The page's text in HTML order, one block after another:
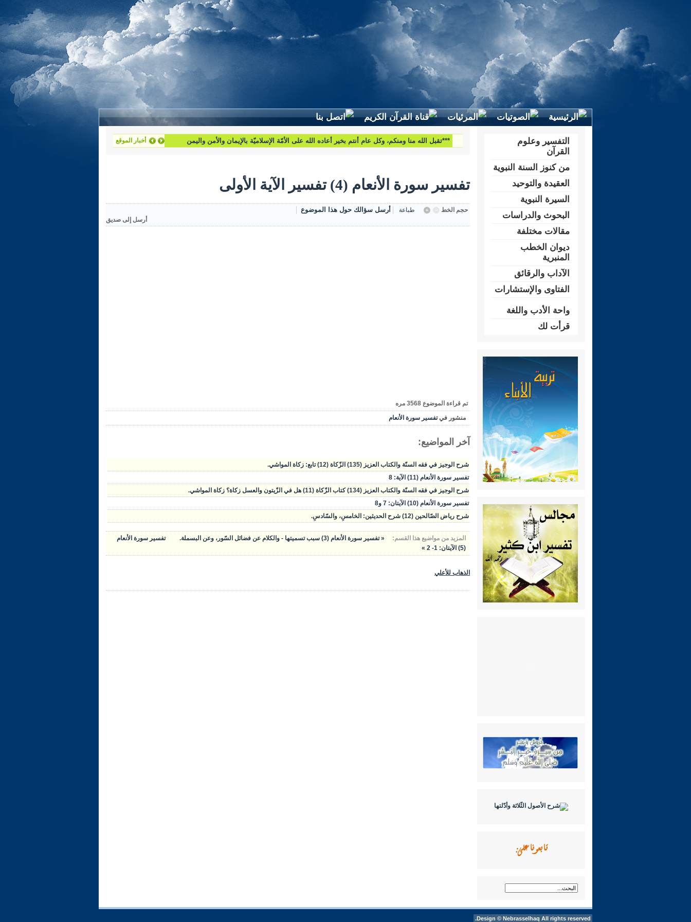
أخبار الموقع
***تقبل الله منا ومنكم، وكل عام أنتم بخير أعاده الله على الأمّة الإسلاميّة بالإيمان والأمن واليمن
تفسير سورة الأنعام (4) تفسير الآية الأولى
حجم الخط طباعة أرسل سؤالك حول هذا الموضوع
أرسل إلى صديق
تم قراءة الموضوع 3568 مره
منشور في تفسير سورة الأنعام
آخر المواضيع:
شرح الوجيز في فقه السنّة والكتاب العزيز (135) الزّكاة (12) تابع: زكاة المواشي.
تفسير سورة الأنعام (11) الآية: 8
شرح الوجيز في فقه السنّة والكتاب العزيز (134) كتاب الزّكاة (11) هل في الزّيتون والعسل زكاة؟ زكاة المواشي.
تفسير سورة الأنعام (10) الآيتان: 7 و8
شرح رياض الصّالحين (12) شرح الحديثين: الخامسِ، والسّادسِ.
المزيد من مواضيع هذا القسم: « تفسير سورة الأنعام (3) سبب تسميتها - والكلام عن فضائل السّور، وعن البسملة.
تفسير سورة الأنعام
(5) الآيتان: 1- 2 »
الذهاب للأعلي
التفسير وعلوم
القرآن
من كنوز السنة النبوية
العقيدة والتوحيد
السيرة النبوية
البحوث والدراسات
مقالات مختلفة
ديوان الخطب
المنبرية
الآداب والرقائق
الفتاوى والإستشارات
واحة الأدب واللغة
قرأت لك
تابعونا على:
Design © Nebrasselhaq All rights reserved.